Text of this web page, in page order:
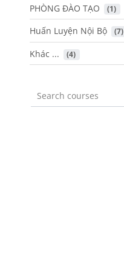
PHÒNG ĐÀO TẠO (1)
Huấn Luyện Nội Bộ (7)
Khác ... (4)
Search courses